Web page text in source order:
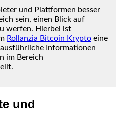
und Plattformen besser
sein, einen Blick auf
werfen. Hierbei ist
Rollanzia Bitcoin Krypto eine
Informationen
im Bereich
und